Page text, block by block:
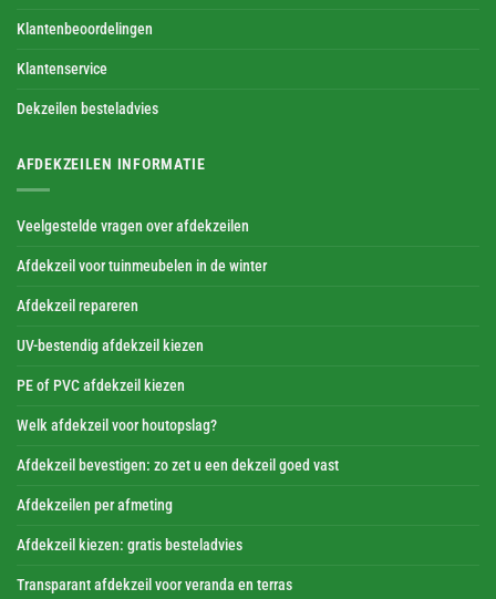
Klantenbeoordelingen
Klantenservice
Dekzeilen besteladvies
AFDEKZEILEN INFORMATIE
Veelgestelde vragen over afdekzeilen
Afdekzeil voor tuinmeubelen in de winter
Afdekzeil repareren
UV-bestendig afdekzeil kiezen
PE of PVC afdekzeil kiezen
Welk afdekzeil voor houtopslag?
Afdekzeil bevestigen: zo zet u een dekzeil goed vast
Afdekzeilen per afmeting
Afdekzeil kiezen: gratis besteladvies
Transparant afdekzeil voor veranda en terras